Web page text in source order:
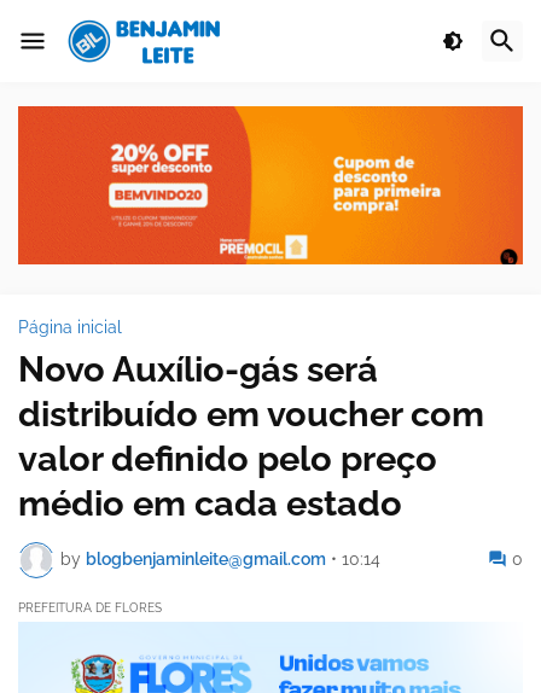
Página inicial
Novo Auxílio-gás será
distribuído em voucher com
valor definido pelo preço
médio em cada estado
by blogbenjaminleite@gmail.com • 10:14 0
PREFEITURA DE FLORES